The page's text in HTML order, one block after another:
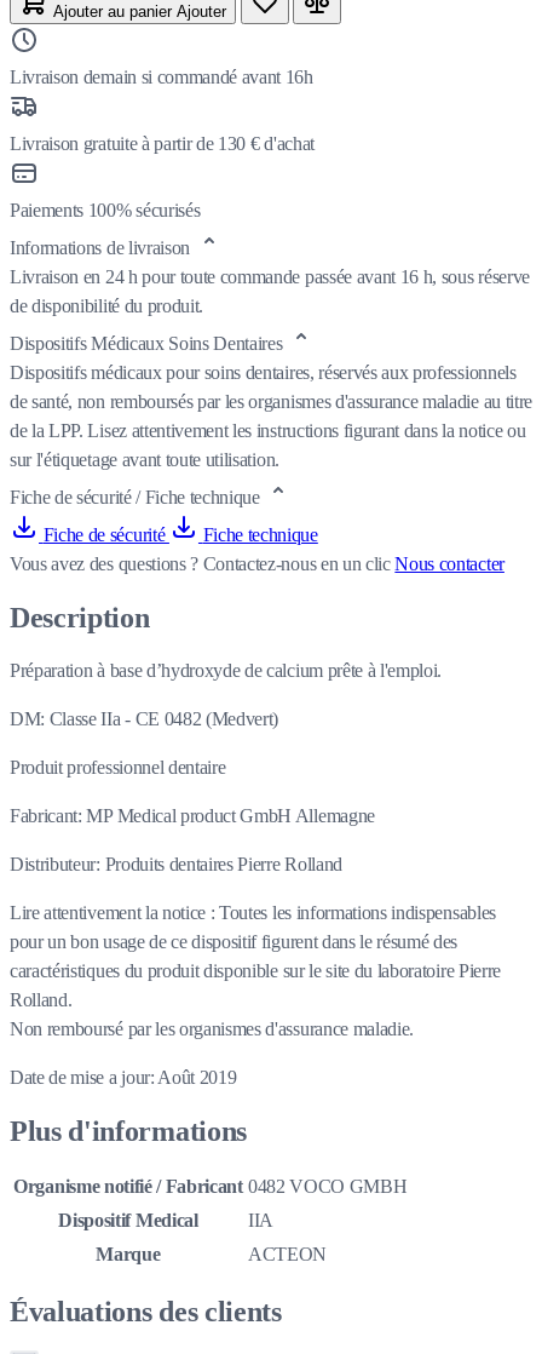
Ajouter au panier Ajouter
Livraison demain si commandé avant 16h
Livraison gratuite à partir de 130 € d'achat
Paiements 100% sécurisés
Informations de livraison
Livraison en 24 h pour toute commande passée avant 16 h, sous réserve
de disponibilité du produit.
Dispositifs Médicaux Soins Dentaires
Dispositifs médicaux pour soins dentaires, réservés aux professionnels
de santé, non remboursés par les organismes d'assurance maladie au titre
de la LPP. Lisez attentivement les instructions figurant dans la notice ou
sur l'étiquetage avant toute utilisation.
Fiche de sécurité / Fiche technique
Fiche de sécurité
Fiche technique
Vous avez des questions ? Contactez-nous en un clicNous contacter
Description
Préparation à base d’hydroxyde de calcium prête à l'emploi.
DM: Classe IIa - CE 0482 (Medvert)
Produit professionnel dentaire
Fabricant: MP Medical product GmbH Allemagne
Distributeur: Produits dentaires Pierre Rolland
Lire attentivement la notice : Toutes les informations indispensables
pour un bon usage de ce dispositif figurent dans le résumé des
caractéristiques du produit disponible sur le site du laboratoire Pierre
Rolland.
Non remboursé par les organismes d'assurance maladie.
Date de mise a jour: Août 2019
Plus d'informations
Organisme notifié / Fabricant 0482 VOCO GMBH
Dispositif Medical
IIA
Marque
ACTEON
Évaluations des clients